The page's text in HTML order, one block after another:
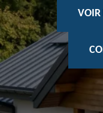
VOIR